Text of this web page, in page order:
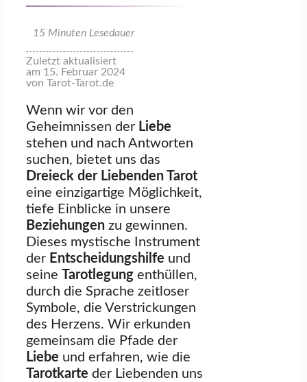
15 Minuten Lesedauer
Zuletzt aktualisiert
am 15. Februar 2024
von Tarot-Tarot.de
Wenn wir vor den
Geheimnissen der Liebe
stehen und nach Antworten
suchen, bietet uns das
Dreieck der Liebenden Tarot
eine einzigartige Möglichkeit,
tiefe Einblicke in unsere
Beziehungen zu gewinnen.
Dieses mystische Instrument
der Entscheidungshilfe und
seine Tarotlegung enthüllen,
durch die Sprache zeitloser
Symbole, die Verstrickungen
des Herzens. Wir erkunden
gemeinsam die Pfade der
Liebe und erfahren, wie die
Tarotkarte der Liebenden uns